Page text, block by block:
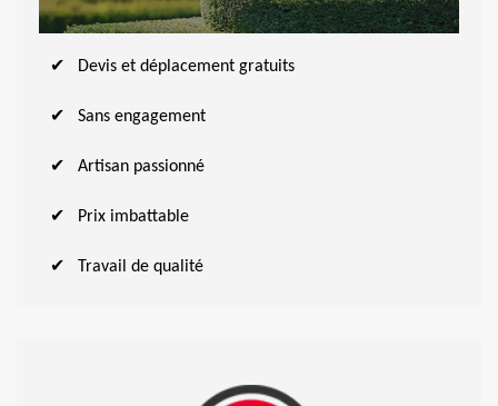
Devis et déplacement gratuits
Sans engagement
Artisan passionné
Prix imbattable
Travail de qualité